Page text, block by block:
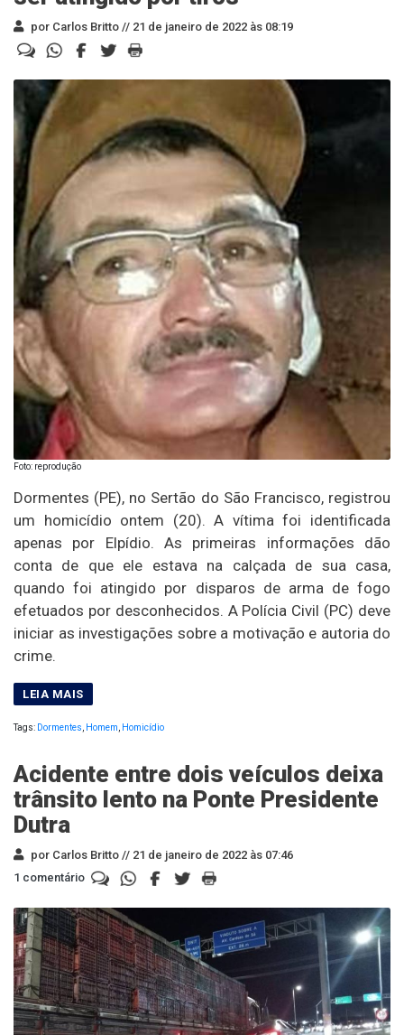
por Carlos Britto // 21 de janeiro de 2022 às 08:19
Foto: reprodução
Dormentes (PE), no Sertão do São Francisco, registrou
um homicídio ontem (20). A vítima foi identificada
apenas por Elpídio. As primeiras informações dão
conta de que ele estava na calçada de sua casa,
quando foi atingido por disparos de arma de fogo
efetuados por desconhecidos. A Polícia Civil (PC) deve
iniciar as investigações sobre a motivação e autoria do
crime.
Tags: Dormentes Homem Homicídio
Acidente entre dois veículos deixa
trânsito lento na Ponte Presidente
Dutra
por Carlos Britto // 21 de janeiro de 2022 às 07:46
1 comentário